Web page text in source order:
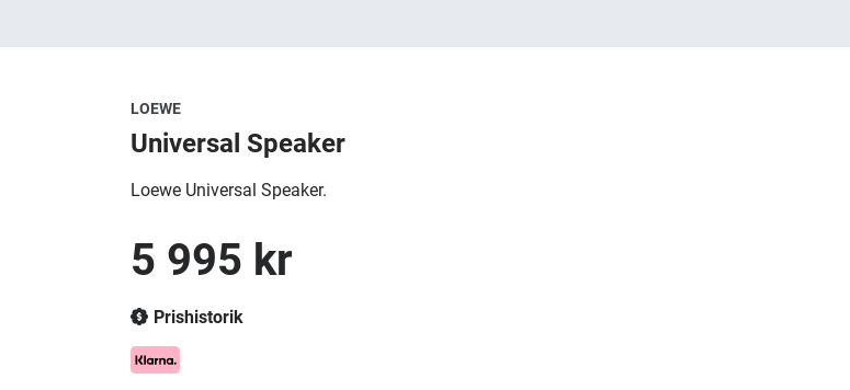
LOEWE
Universal Speaker
Loewe Universal Speaker.
5 995 kr
Prishistorik